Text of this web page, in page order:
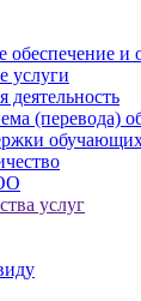
обеспечение и
услуги
деятельность
(перевода)
услуг